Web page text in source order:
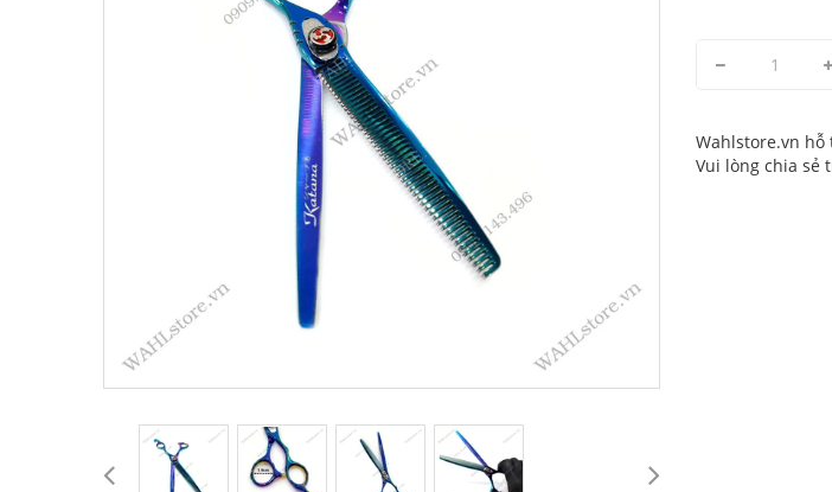
Wahlstore.vn
Vui lòng chia sẻ